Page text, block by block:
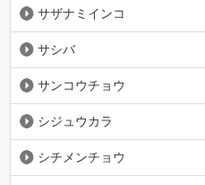
サザナミインコ
サシバ
サンコウチョウ
シジュウカラ
シチメンチョウ